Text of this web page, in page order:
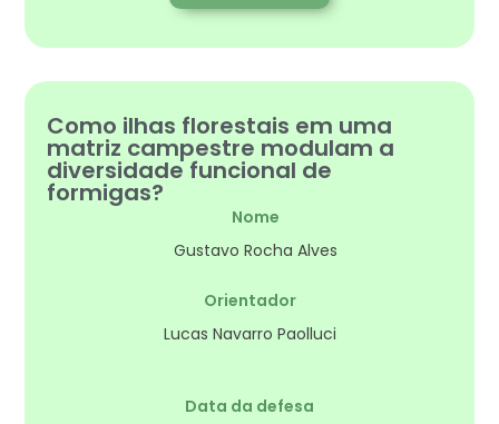
Como ilhas florestais em uma
matriz campestre modulam a
diversidade funcional de
formigas?
Nome
Gustavo Rocha Alves
Orientador
Lucas Navarro Paolluci
Data da defesa